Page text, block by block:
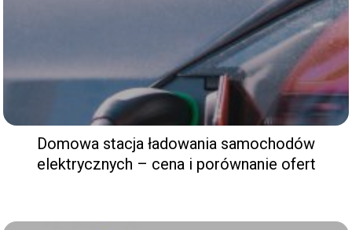
Domowa stacja ładowania samochodów
elektrycznych – cena i porównanie ofert